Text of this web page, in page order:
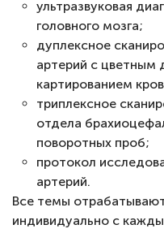
ультразвуковая
головного мозга;
дуплексное
артерий с цветным
картированием
триплексное
отдела
поворотных проб;
протокол
артерий.
Все темы
индивидуально с